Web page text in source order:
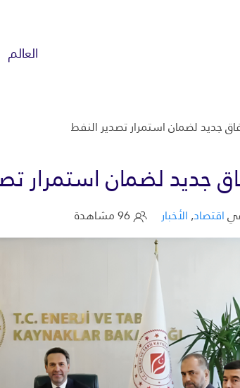
العالم
جديد لضمان استمرار تصدير النفط
جديد لضمان استمرار
اقتصاد,الأخبار